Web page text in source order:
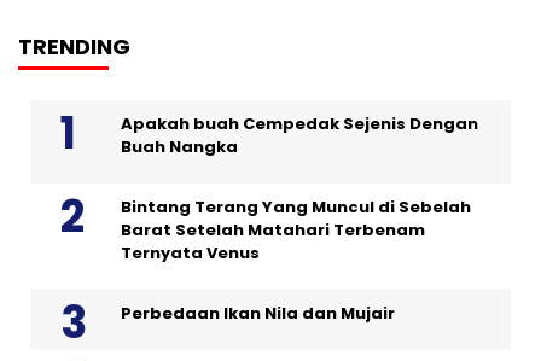
TRENDING
Apakah buah Cempedak Sejenis Dengan
Buah Nangka
Bintang Terang Yang Muncul di Sebelah
Barat Setelah Matahari Terbenam
Ternyata Venus
Perbedaan Ikan Nila dan Mujair